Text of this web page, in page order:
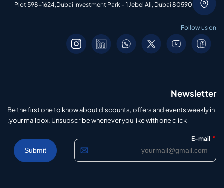
Plot 598-1624,Dubai Investment Park – 1 Jebel Ali, Dubai 80590
Follow us on
Newsletter
Be the first one to know about discounts, offers and events weekly in
your mailbox. Unsubscribe whenever you like with one click.
E-mail *